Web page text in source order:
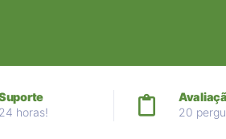
24 horas!
20